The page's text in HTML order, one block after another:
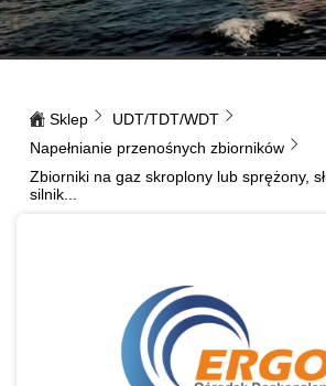
Sklep
UDT/TDT/WDT
Napełnianie przenośnych zbiorników
Zbiorniki na gaz skroplony lub sprężony,
silnik...